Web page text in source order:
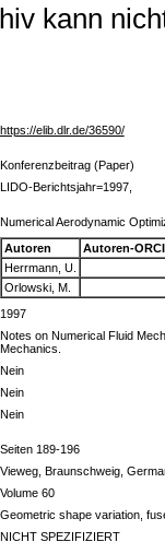
kann
https://elib.dlr.de/36590/
Konferenzbeitrag (Paper)
LIDO-Berichtsjahr=1997,
Numerical Aerodynamic
Autoren
Autoren-
Herrmann, U.
Orlowski, M.
1997
Notes on Numerical Fluid
Mechanics.
Nein
Nein
Nein
Seiten 189-196
Vieweg, Braunschweig,
Volume 60
Geometric shape variation,
NICHT SPEZIFIZIERT